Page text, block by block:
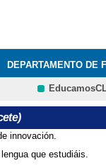
DEPARTAMENTO DE
NUESTRO CENTRO
DEPARTAMENTO DE
innovación.
que estudiáis.